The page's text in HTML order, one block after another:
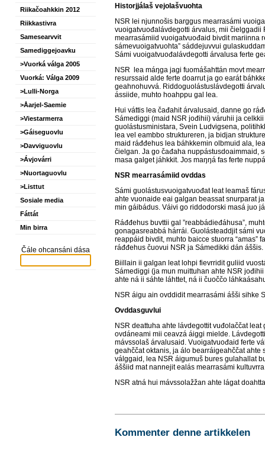
Riikačoahkkin 2012
Riikkastivra
Samesearvvit
Samediggejoavku
>Vuorká válga 2005
Vuorká: Válga 2009
>Lulli-Norga
>Åarjel-Saemie
>Viestarmerra
>Gáiseguovlu
>Davviguovlu
>Ávjovárri
>Nuortaguovlu
>Listtut
Sosiale media
Fáttát
Min birra
Čále ohcansáni dása
Historjjálaš vejolašvuohta
NSR lei njunnošis barggus mearrasámi
vuoigatvuođalávdegotti árvalus, mii
mearrasámiid vuoigatvuođaid bivdit mariinna
sámevuoigatvuohta” sáddejuvvui
Sámi vuoigatvuođalávdegotti árvalusa ferte
NSR lea máŋga jagi fuomášahttán movt
resurssaid alde ferte doarrut ja go earát
geahnohuvvá. Riddoguolástuslávdegotti
ássiide, muhto hoahppu gal lea.
Hui váttis lea čađahit árvalusaid, danne go
Sámediggi (maid NSR jođihii) váruhii ja
guolástusministara, Svein Ludvigsena,
lea vel eambbo struktureren, ja bidjan
maid ráđđehus lea báhkkemin olbmuid ala,
čielgan. Ja go čađaha nuppástusdoaimmaid,
masa galget jáhkkit. Jos maŋŋá fas ferte
NSR mearrasámiid ovddas
Sámi guolástusvuoigatvuođat leat leamaš
ahte vuonaide eai galgan beassat snurparat
min gáibádus. Váivi go riddodorski masá juo
Ráđđehus buvttii gal ”reabbádieđáhusa”,
gonagasreabbá hárrái. Guolásteaddjit sámi
reappáid bivdit, muhto baicce stuorra “amas”
ráđđehus čuovui NSR ja Sámedikki dán áššis.
Biillain ii galgan leat lohpi fievrridit guliid
Sámediggi (ja mun muittuhan ahte NSR
ahte ná ii sáhte láhttet, ná ii čuoččo
NSR áigu ain ovddidit mearrasámi ášši sihke
Ovddasguvlui
NSR deattuha ahte lávdegottit vuđolaččat
ovdáneami mii ceavzá áiggi mielde.
mávssolaš árvalusaid. Vuoigatvuođaid ferte
geahččat oktanis, ja álo bearráigeahččat
válggaid, lea NSR áigumuš bures gulahallat
áššiid mat nannejit ealás mearrasámi kultuvrra
NSR atná hui mávssolažžan ahte lágat
Kommenter denne artikkelen